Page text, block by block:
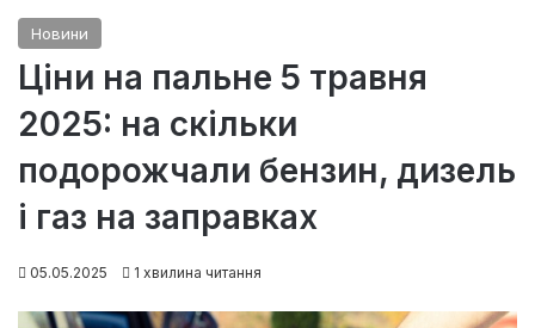
Новини
Ціни на пальне 5 травня
2025: на скільки
подорожчали бензин, дизель
і газ на заправках
05.05.2025 1 хвилина читання